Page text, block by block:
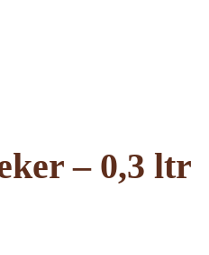
– 0,3 ltr